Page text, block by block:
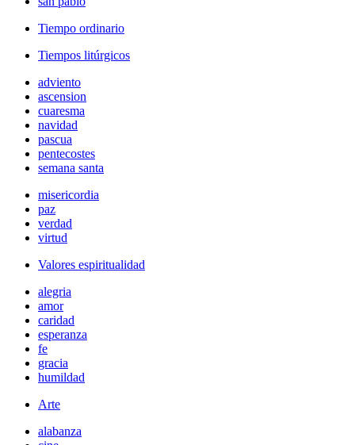
Tiempo ordinario
Tiempos litúrgicos
adviento
ascension
cuaresma
navidad
pascua
pentecostes
semana santa
misericordia
paz
verdad
virtud
Valores espiritualidad
alegria
amor
caridad
esperanza
fe
gracia
humildad
Arte
alabanza